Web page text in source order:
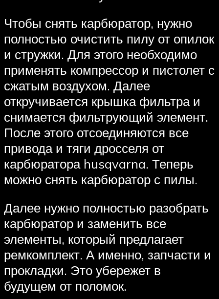
Чтобы снять карбюратор, нужно
полностью очистить пилу от опилок
и стружки. Для этого необходимо
применять компрессор и пистолет с
сжатым воздухом. Далее
откручивается крышка фильтра и
снимается фильтрующий элемент.
После этого отсоединяются все
привода и тяги дросселя от
карбюратора husqvarna. Теперь
можно снять карбюратор с пилы.
Далее нужно полностью разобрать
карбюратор и заменить все
элементы, который предлагает
ремкомплект. А именно, запчасти и
прокладки. Это убережет в
будущем от поломок.